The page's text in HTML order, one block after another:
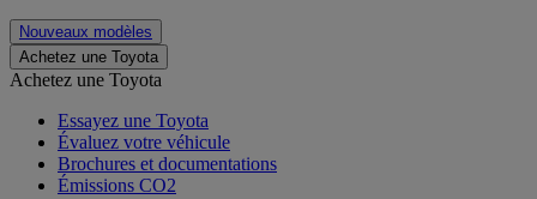
Nouveaux modèles
Achetez une Toyota
Achetez une Toyota
Essayez une Toyota
Évaluez votre véhicule
Brochures et documentations
Émissions CO2